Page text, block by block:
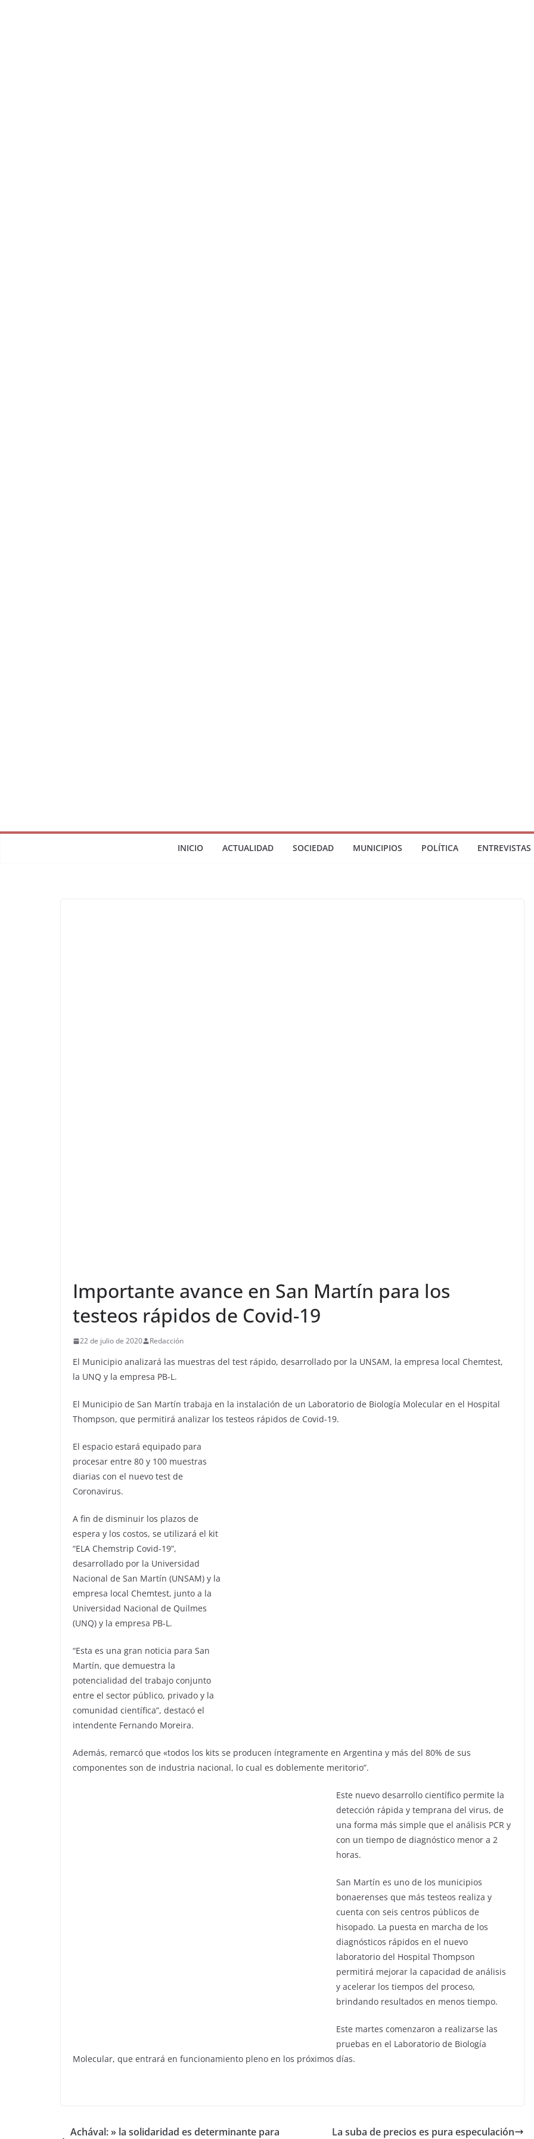
INICIO ACTUALIDAD SOCIEDAD MUNICIPIOS POLÍTICA ENTREVISTAS
Importante avance en San Martín para los
testeos rápidos de Covid-19
22 de julio de 2020 Redacción
El Municipio analizará las muestras del test rápido, desarrollado por la UNSAM, la empresa local Chemtest,
la UNQ y la empresa PB-L.
El Municipio de San Martín trabaja en la instalación de un Laboratorio de Biología Molecular en el Hospital
Thompson, que permitirá analizar los testeos rápidos de Covid-19.
El espacio estará equipado para
procesar entre 80 y 100 muestras
diarias con el nuevo test de
Coronavirus.
A fin de disminuir los plazos de
espera y los costos, se utilizará el kit
“ELA Chemstrip Covid-19”,
desarrollado por la Universidad
Nacional de San Martín (UNSAM) y la
empresa local Chemtest, junto a la
Universidad Nacional de Quilmes
(UNQ) y la empresa PB-L.
“Esta es una gran noticia para San
Martín, que demuestra la
potencialidad del trabajo conjunto
entre el sector público, privado y la
comunidad científica”, destacó el
intendente Fernando Moreira.
Además, remarcó que «todos los kits se producen íntegramente en Argentina y más del 80% de sus
componentes son de industria nacional, lo cual es doblemente meritorio”.
Este nuevo desarrollo científico permite la
detección rápida y temprana del virus, de
una forma más simple que el análisis PCR y
con un tiempo de diagnóstico menor a 2
horas.
San Martín es uno de los municipios
bonaerenses que más testeos realiza y
cuenta con seis centros públicos de
hisopado. La puesta en marcha de los
diagnósticos rápidos en el nuevo
laboratorio del Hospital Thompson
permitirá mejorar la capacidad de análisis
y acelerar los tiempos del proceso,
brindando resultados en menos tiempo.
Este martes comenzaron a realizarse las
pruebas en el Laboratorio de Biología
Molecular, que entrará en funcionamiento pleno en los próximos días.
Achával: » la solidaridad es determinante para La suba de precios es pura especulación